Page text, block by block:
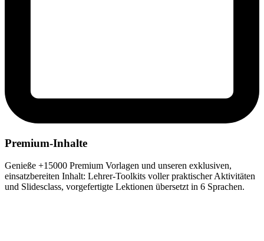
Premium-Inhalte
Genieße +15000 Premium Vorlagen und unseren exklusiven,
einsatzbereiten Inhalt: Lehrer-Toolkits voller praktischer Aktivitäten
und Slidesclass, vorgefertigte Lektionen übersetzt in 6 Sprachen.